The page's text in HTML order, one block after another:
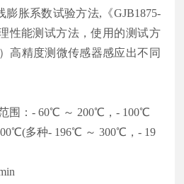
膨胀系数试验方法, 《GJB1875-
性能测试方法，使用的测试方
高精度测微传感器感应出不同
围：- 60℃ ～ 200℃，- 100℃
℃(多种- 196℃ ～300℃，- 19